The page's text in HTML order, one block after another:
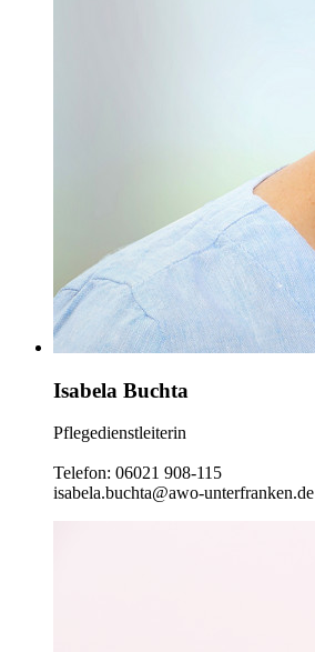
Isabela Buchta
Pflegedienstleiterin
Telefon: 06021 908-115
isabela.buchta@awo-unterfranken.de